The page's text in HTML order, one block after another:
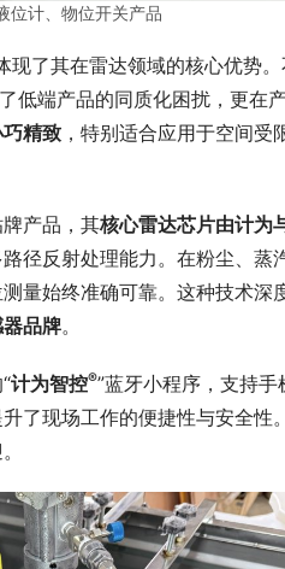
位计、物位开关产品
现了其在雷达领域的核心优势
低端产品的同质化困扰，更在
精致 ，特别适合应用于空间
产品，其核心雷达芯片由计为
径反射处理能力。在粉尘、蒸
量始终准确可靠。这种技术深
品牌。
计为智控®”蓝牙小程序，支持
了现场工作的便捷性与安全性